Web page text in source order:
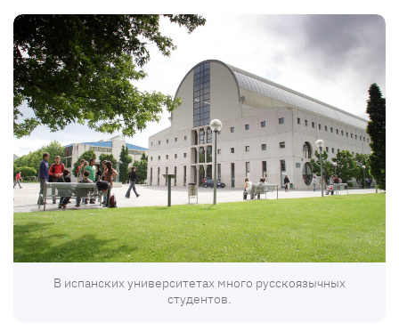
В испанских университетах много русскоязычных
студентов.